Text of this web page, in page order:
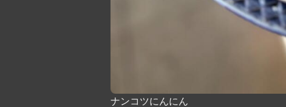
ナンコツにんにん